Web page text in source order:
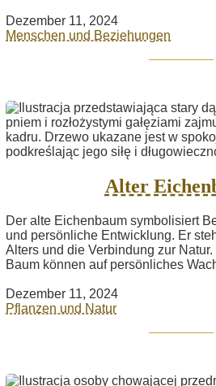
Dezember 11, 2024
Menschen und Beziehungen
Alter
Der alte Eichenbaum symbolisiert
und persönliche Entwicklung. Er
Alters und die Verbindung zur
Baum können auf persönliches
Dezember 11, 2024
Pflanzen und Natur